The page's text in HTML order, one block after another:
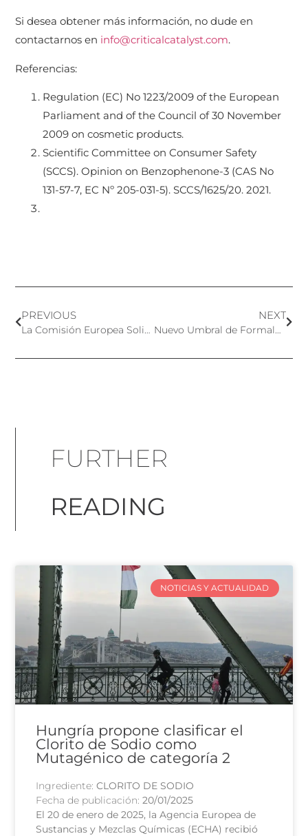
Si desea obtener más información, no dude en
contactarnos en info@criticalcatalyst.com.
Referencias:
Regulation (EC) No 1223/2009 of the European
Parliament and of the Council of 30 November
2009 on cosmetic products.
Scientific Committee on Consumer Safety
(SCCS). Opinion on Benzophenone-3 (CAS No
131-57-7, EC Nº 205-031-5). SCCS/1625/20. 2021.
PREVIOUS
La Comisión Europea Solicita Datos sobre Ingredientes con Posibles Propiedades de Alteración Endocrina
NEXT
Nuevo Umbral de Formaldehído en Productos Cosméticos
FURTHER
READING
NOTICIAS Y ACTUALIDAD
Hungría propone clasificar el
Clorito de Sodio como
Mutagénico de categoría 2
Ingrediente:CLORITO DE SODIO
Fecha de publicación:20/01/2025
El 20 de enero de 2025, la Agencia Europea de
Sustancias y Mezclas Químicas (ECHA) recibió